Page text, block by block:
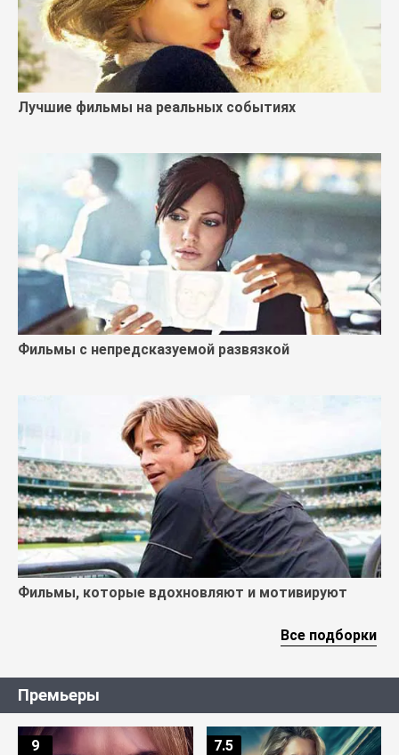
Лучшие фильмы на реальных событиях
Фильмы с непредсказуемой развязкой
Фильмы, которые вдохновляют и мотивируют
Все подборки
Премьеры
9 7.5